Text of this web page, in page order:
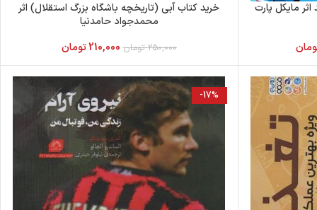
مایکل پارت
خرید کتاب آبی (تاریخچه باشگاه بزرگ استقلال) اثر
محمدجواد حامدنیا
250,000 تومان 210,000تومان
-17%